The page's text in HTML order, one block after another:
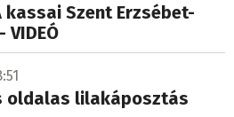
Szent Erzsébet-
oldalas lilakáposztás